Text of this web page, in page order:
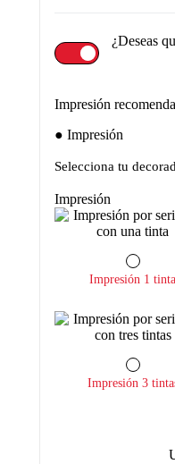
¿Deseas
Impresión
Impresión
Selecciona tu
Impresión
Impresión 1 tinta
Impresión 3